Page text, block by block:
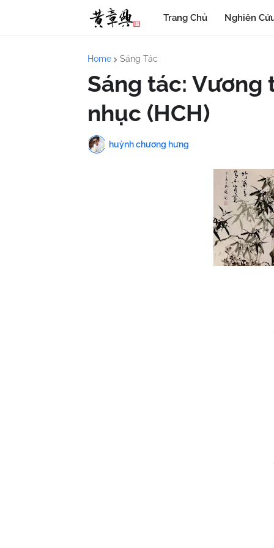
Trang Chủ Nghiên
Home Sáng Tác
Sáng tác: Vương
nhục (HCH)
huỳnh chương hưng